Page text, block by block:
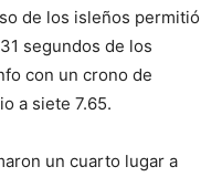
de los isleños permitió
segundos de los
con un crono de
a siete 7.65.
un cuarto lugar a